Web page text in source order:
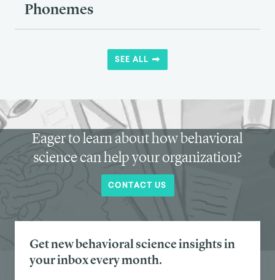
Phonemes
SEE ALL
Eager to learn about how behavioral
science can help your organization?
CONTACT US
Get new behavioral science insights in
your inbox every month.